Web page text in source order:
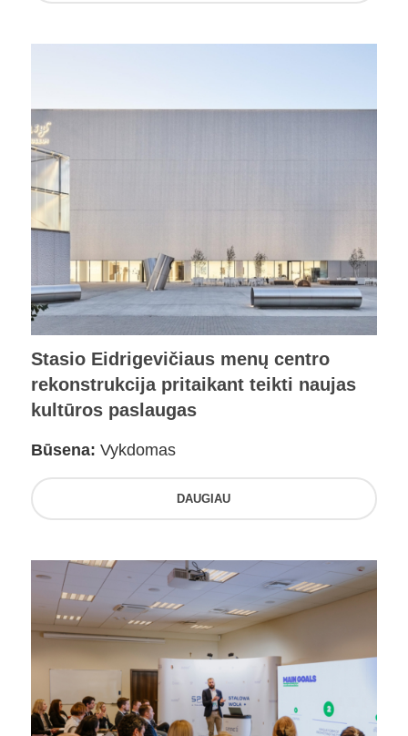
Stasio Eidrigevičiaus menų centro
rekonstrukcija pritaikant teikti naujas
kultūros paslaugas
Būsena: Vykdomas
DAUGIAU